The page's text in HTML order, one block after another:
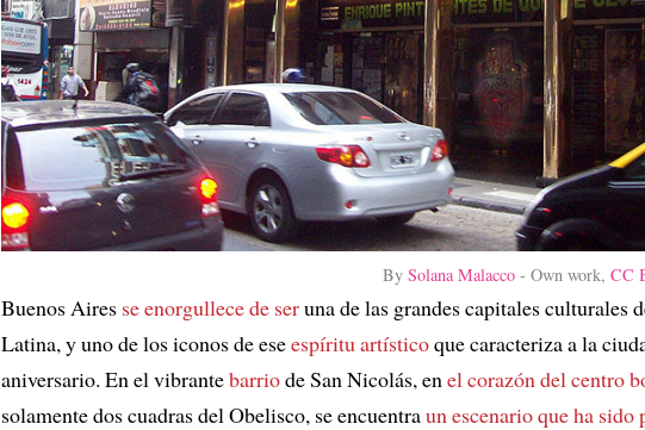
By Solana Malacco - Own work, CC
Buenos Aires se enorgullece de seruna de las grandes capitales culturales
Latina, y uno de los iconos de eseespíritu artísticoque caracteriza a la
aniversario. En el vibrantebarriode San Nicolás, en el corazón del centro
solamente dos cuadras del Obelisco, se encuentraun escenario que ha sido